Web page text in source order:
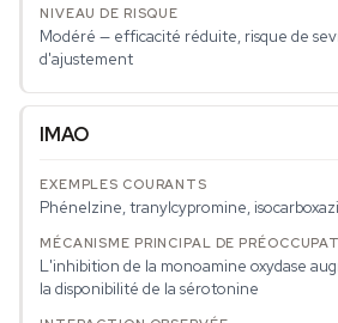
Modéré — efficacité réduite, risque de
d'ajustement
IMAO
Phénelzine, tranylcypromine,
L'inhibition de la monoamine oxydase
la disponibilité de la sérotonine